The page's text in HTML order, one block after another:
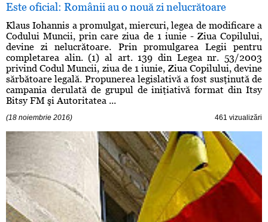
Este oficial: Românii au o nouă zi nelucrătoare
Klaus Iohannis a promulgat, miercuri, legea de modificare a
Codului Muncii, prin care ziua de 1 iunie - Ziua Copilului,
devine zi nelucrătoare. Prin promulgarea Legii pentru
completarea alin. (1) al art. 139 din Legea nr. 53/2003
privind Codul Muncii, ziua de 1 iunie, Ziua Copilului, devine
sărbătoare legală. Propunerea legislativă a fost susţinută de
campania derulată de grupul de iniţiativă format din Itsy
Bitsy FM şi Autoritatea ...
(18 noiembrie 2016) 461 vizualizări